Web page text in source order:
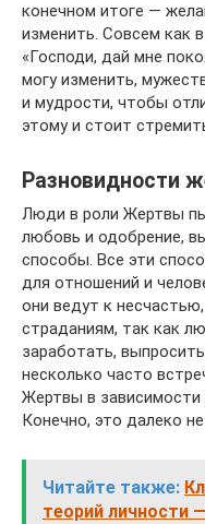
конечном итоге —
изменить. Совсем как
«Господи, дай мне
могу изменить,
и мудрости, чтобы
этому и стоит
Разновидности
Люди в роли Жертвы
любовь и одобрение,
способы. Все эти
для отношений и
они ведут к
страданиям, так как
заработать,
несколько часто
Жертвы в зависимости
Конечно, это далеко
Читайте также:
теорий личности